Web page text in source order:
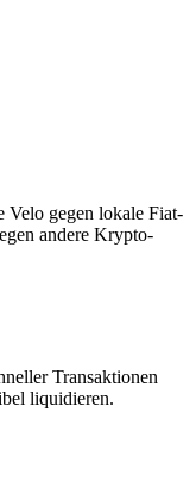
Velo gegen lokale Fiat-
andere Krypto-
Transaktionen
liquidieren.